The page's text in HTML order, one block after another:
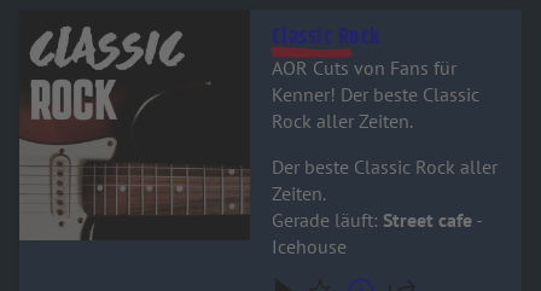
Audiotitel - Classic Rock
Classic Rock
AOR Cuts von Fans für
Kenner! Der beste Classic
Rock aller Zeiten.
Der beste Classic Rock aller
Zeiten.
Gerade läuft: Street cafe -
Icehouse